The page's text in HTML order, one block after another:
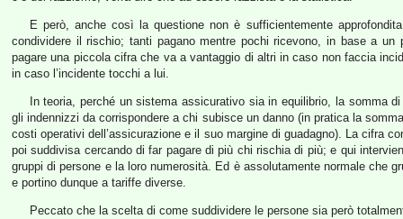
E però, anche così la questione non è sufficientemente
condividere il rischio; tanti pagano mentre pochi ricevono, in base a un
pagare una piccola cifra che va a vantaggio di altri in caso non faccia
in caso l’incidente tocchi a lui.
In teoria, perché un sistema assicurativo sia in equilibrio, la somma
gli indennizzi da corrispondere a chi subisce un danno (in pratica la
costi operativi dell’assicurazione e il suo margine di guadagno). La cifra
poi suddivisa cercando di far pagare di più chi rischia di più; e qui
gruppi di persone e la loro numerosità. Ed è assolutamente normale che
e portino dunque a tariffe diverse.
Peccato che la scelta di come suddividere le persone sia però